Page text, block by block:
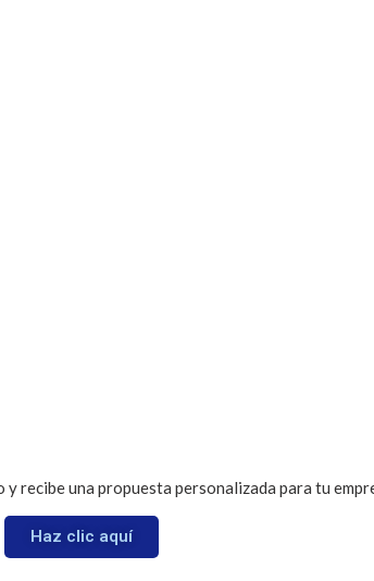
y recibe una propuesta personalizada para tu
Haz clic aquí